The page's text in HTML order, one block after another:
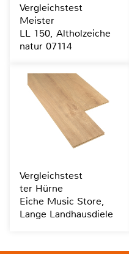
Vergleichstest
Meister
LL 150, Altholzeiche
natur 07114
Vergleichstest
ter Hürne
Eiche Music Store,
Lange Landhausdiele